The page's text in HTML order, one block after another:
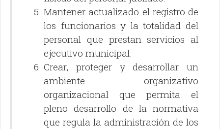
Mantener actualizado el registro de
los funcionarios y la totalidad del
personal que prestan servicios al
ejecutivo municipal.
Crear, proteger y desarrollar un
ambiente organizativo
organizacional que permita el
pleno desarrollo de la normativa
que regula la administración de los